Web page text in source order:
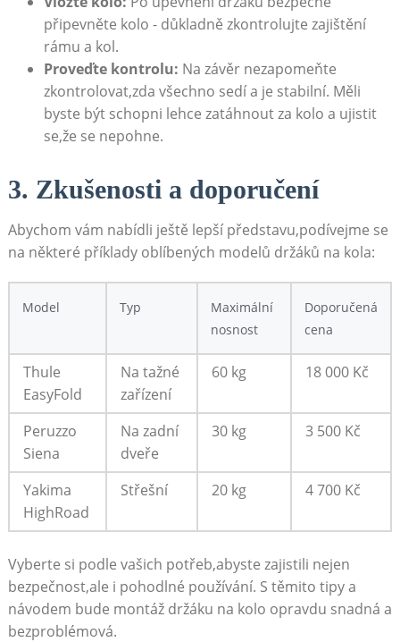
připevněte kolo -‌ důkladně zkontrolujte zajištění
rámu ‌a ⁤kol.
Proveďte kontrolu: Na závěr nezapomeňte
zkontrolovat,zda všechno sedí ‌a ‌je stabilní. Měli
byste být schopni lehce⁢ zatáhnout za kolo a ujistit​
se,že se nepohne.
3. ​Zkušenosti a doporučení
Abychom vám nabídli ještě ‌lepší představu,podívejme se
na některé příklady oblíbených modelů držáků na kola:
Model Typ
Maximální
⁣nosnost
Doporučená
cena
Thule
EasyFold
Na tažné⁤
zařízení
60 kg 18 000 Kč
Peruzzo
Siena
Na zadní
dveře
30​ kg 3 500 Kč
Yakima
HighRoad
Střešní 20 kg 4 700 Kč
Vyberte si podle vašich potřeb,abyste zajistili nejen
bezpečnost,ale ​i pohodlné ​používání. S‌ těmito tipy a
návodem‌ bude montáž držáku⁢ na kolo opravdu snadná a
​bezproblémová.